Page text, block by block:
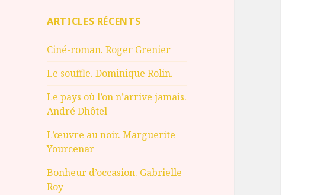
ARTICLES RÉCENTS
Ciné-roman. Roger Grenier
Le souffle. Dominique Rolin.
Le pays où l’on n’arrive jamais.
André Dhôtel
L’œuvre au noir. Marguerite
Yourcenar
Bonheur d’occasion. Gabrielle
Roy